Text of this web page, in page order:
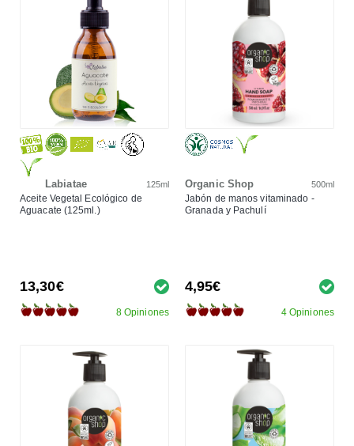
Labiatae 125ml
Aceite Vegetal Ecológico de
Aguacate (125ml.)
13,30€
8 Opiniones
Organic Shop 500ml
Jabón de manos vitaminado -
Granada y Pachulí
4,95€
4 Opiniones